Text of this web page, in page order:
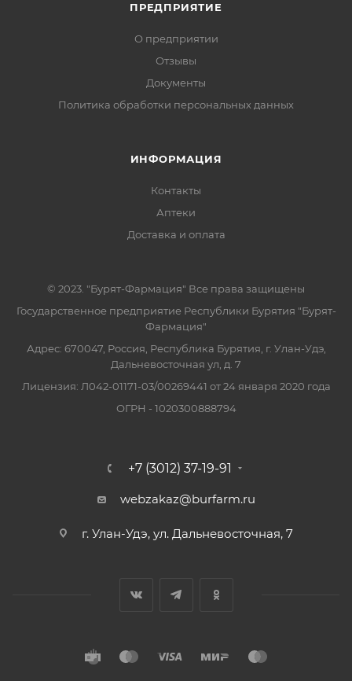
ПРЕДПРИЯТИЕ
О предприятии
Отзывы
Документы
Политика обработки персональных данных
ИНФОРМАЦИЯ
Контакты
Аптеки
Доставка и оплата
© 2023. "Бурят-Фармация" Все права защищены
Государственное предприятие Республики Бурятия "Бурят-
Фармация"
Адрес: 670047, Россия, Республика Бурятия, г. Улан-Удэ,
Дальневосточная ул, д. 7
Лицензия: Л042-01171-03/00269441 от 24 января 2020 года
ОГРН - 1020300888794
+7 (3012) 37-19-91
webzakaz@burfarm.ru
г. Улан-Удэ, ул. Дальневосточная, 7